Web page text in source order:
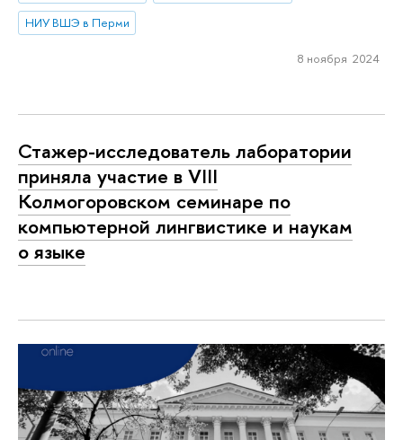
НИУ ВШЭ в Перми
8 ноября 2024
Стажер-исследователь лаборатории
приняла участие в VIII
Колмогоровском семинаре по
компьютерной лингвистике и наукам
о языке